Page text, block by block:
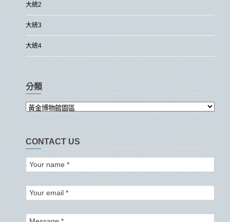
大統2
大統3
大統4
分類
CONTACT US